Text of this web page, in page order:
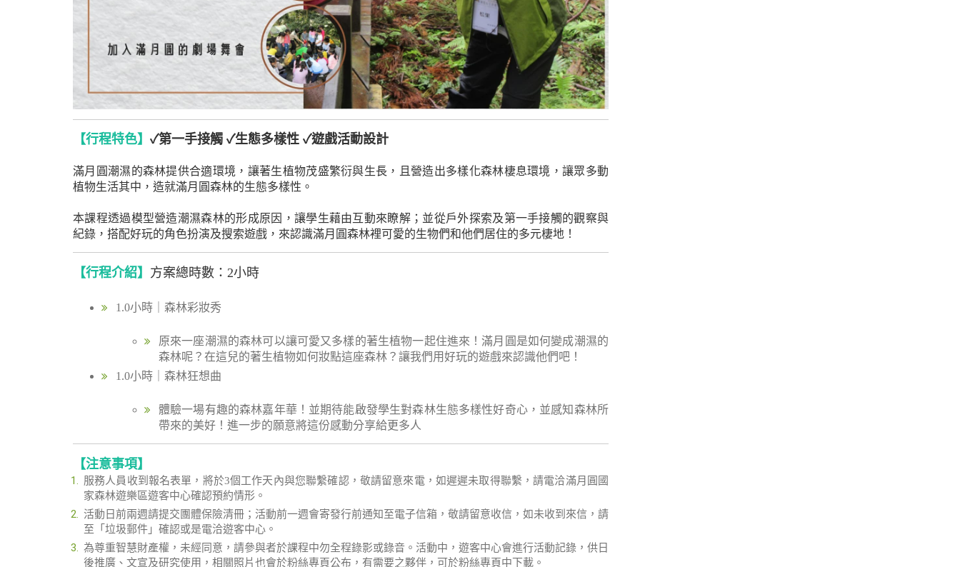
【行程特色】 ✓第一手接觸 ✓生態多樣性 ✓遊戲活動設計
滿月圓潮濕的森林提供合適環境，讓著生植物茂盛繁衍與生長，且營造出多樣化森林棲息環境，讓眾多動
植物生活其中，造就滿月圓森林的生態多樣性。
本課程透過模型營造潮濕森林的形成原因，讓學生藉由互動來瞭解；並從戶外探索及第一手接觸的觀察與
紀錄，搭配好玩的角色扮演及搜索遊戲，來認識滿月圓森林裡可愛的生物們和他們居住的多元棲地！
【行程介紹】 方案總時數：2小時
1.0小時｜森林彩妝秀
原來一座潮濕的森林可以讓可愛又多樣的著生植物一起住進來！滿月圓是如何變成潮濕的
森林呢？在這兒的著生植物如何妝點這座森林？讓我們用好玩的遊戲來認識他們吧！
1.0小時｜森林狂想曲
體驗一場有趣的森林嘉年華！並期待能啟發學生對森林生態多樣性好奇心，並感知森林所
帶來的美好！進一步的願意將這份感動分享給更多人
【注意事項】
服務人員收到報名表單，將於3個工作天內與您聯繫確認，敬請留意來電，如遲遲未取得聯繫，請電洽滿月圓國
家森林遊樂區遊客中心確認預約情形。
活動日前兩週請提交團體保險清冊；活動前一週會寄發行前通知至電子信箱，敬請留意收信，如未收到來信，請
至「垃圾郵件」確認或是電洽遊客中心。
為尊重智慧財產權，未經同意，請參與者於課程中勿全程錄影或錄音。活動中，遊客中心會進行活動記錄，供日
後推廣、文宣及研究使用，相關照片也會於粉絲專頁公布，有需要之夥伴，可於粉絲專頁中下載。